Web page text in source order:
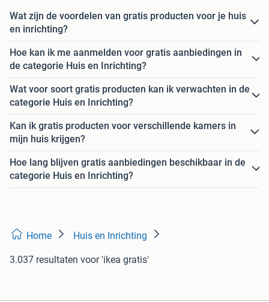
Wat zijn de voordelen van gratis producten voor je huis
en inrichting?
Hoe kan ik me aanmelden voor gratis aanbiedingen in
de categorie Huis en Inrichting?
Wat voor soort gratis producten kan ik verwachten in de
categorie Huis en Inrichting?
Kan ik gratis producten voor verschillende kamers in
mijn huis krijgen?
Hoe lang blijven gratis aanbiedingen beschikbaar in de
categorie Huis en Inrichting?
Home Huis en Inrichting
3.037 resultaten voor 'ikea gratis'